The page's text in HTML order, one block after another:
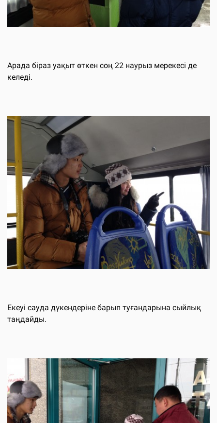
Арада біраз уақыт өткен соң 22 наурыз мерекесі де
келеді.
Екеуі сауда дүкендеріне барып туғандарына сыйлық
таңдайды.